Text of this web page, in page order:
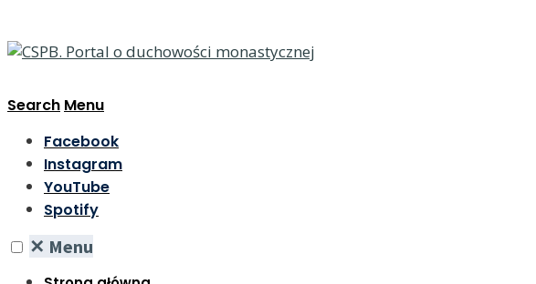
Search Menu
Facebook
Instagram
YouTube
Spotify
✕ Menu